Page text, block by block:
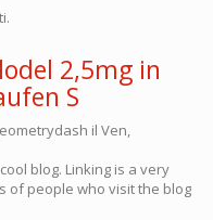
2,5mg in
S
il Ven,
blog. Linking is a very
of people who visit the blog